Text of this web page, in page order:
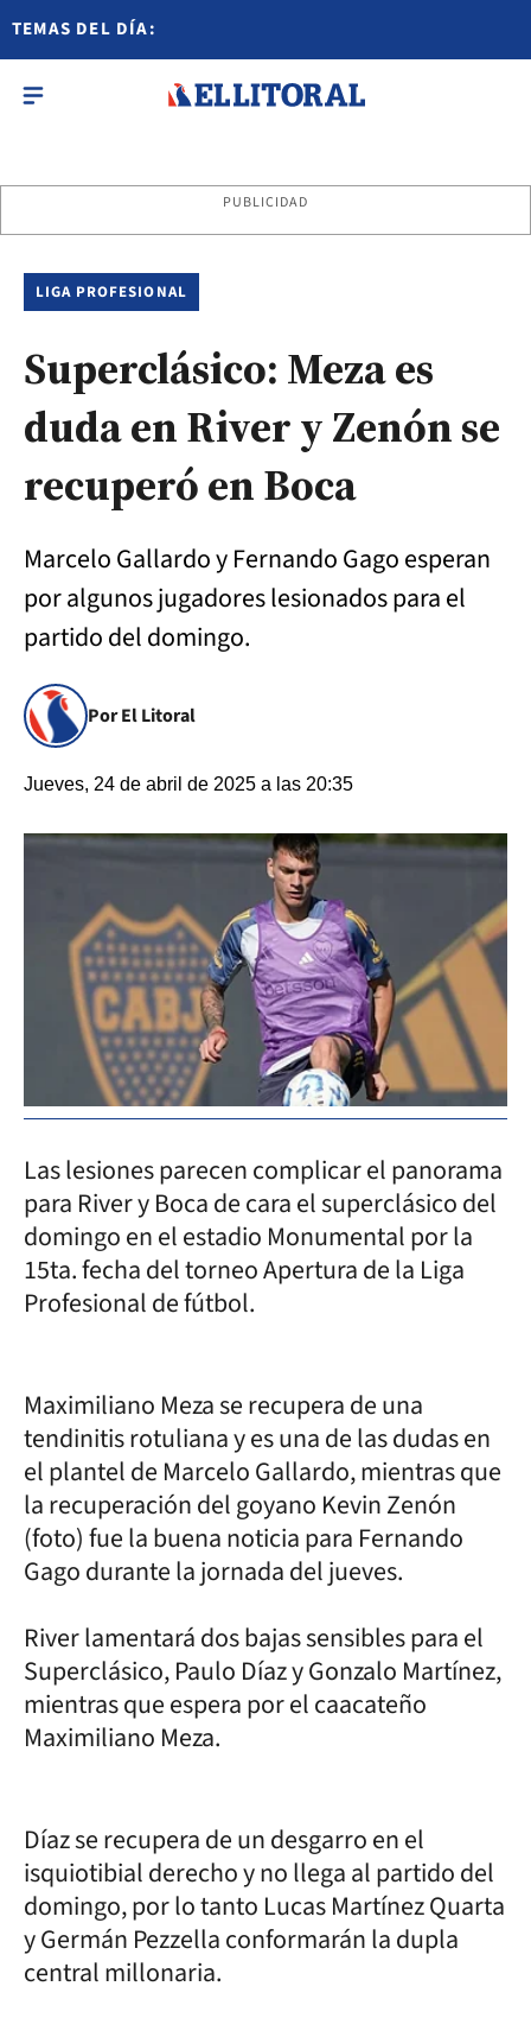
TEMAS DEL DÍA:
PUBLICIDAD
LIGA PROFESIONAL
Superclásico: Meza es
duda en River y Zenón se
recuperó en Boca
Marcelo Gallardo y Fernando Gago esperan
por algunos jugadores lesionados para el
partido del domingo.
Por El Litoral
Jueves, 24 de abril de 2025 a las 20:35
Las lesiones parecen complicar el panorama
para River y Boca de cara el superclásico del
domingo en el estadio Monumental por la
15ta. fecha del torneo Apertura de la Liga
Profesional de fútbol.
Maximiliano Meza se recupera de una
tendinitis rotuliana y es una de las dudas en
el plantel de Marcelo Gallardo, mientras que
la recuperación del goyano Kevin Zenón
(foto) fue la buena noticia para Fernando
Gago durante la jornada del jueves.
River lamentará dos bajas sensibles para el
Superclásico, Paulo Díaz y Gonzalo Martínez,
mientras que espera por el caacateño
Maximiliano Meza.
Díaz se recupera de un desgarro en el
isquiotibial derecho y no llega al partido del
domingo, por lo tanto Lucas Martínez Quarta
y Germán Pezzella conformarán la dupla
central millonaria.